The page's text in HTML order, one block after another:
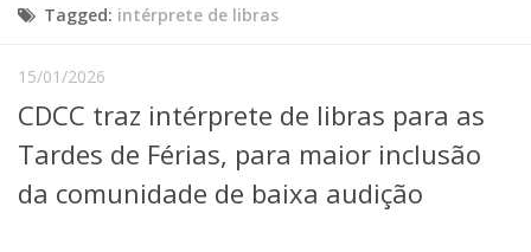
Escola, Institutos e Órgãos
Núcleos e Comissões
Telefones e Mapas
Pessoas
Graduação
Tagged: intérprete de libras
15/01/2026
CDCC traz intérprete de libras para as
Tardes de Férias, para maior inclusão
da comunidade de baixa audição